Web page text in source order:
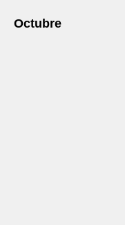
Octubre